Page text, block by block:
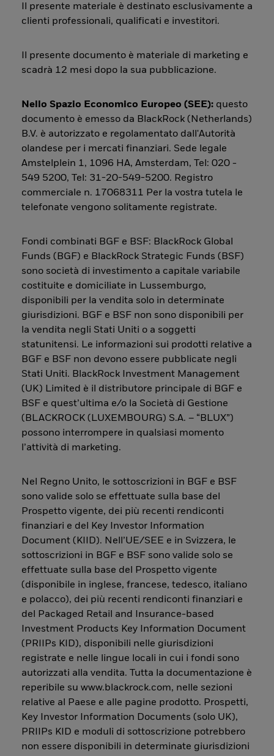
Il presente materiale è destinato esclusivamente a
clienti professionali, qualificati e investitori.
Il presente documento è materiale di marketing e
scadrà 12 mesi dopo la sua pubblicazione.
Nello Spazio Economico Europeo (SEE): questo
documento è emesso da BlackRock (Netherlands)
B.V. è autorizzato e regolamentato dall'Autorità
olandese per i mercati finanziari. Sede legale
Amstelplein 1, 1096 HA, Amsterdam, Tel: 020 -
549 5200, Tel: 31-20-549-5200. Registro
commerciale n. 17068311 Per la vostra tutela le
telefonate vengono solitamente registrate.
Fondi combinati BGF e BSF: BlackRock Global
Funds (BGF) e BlackRock Strategic Funds (BSF)
sono società di investimento a capitale variabile
costituite e domiciliate in Lussemburgo,
disponibili per la vendita solo in determinate
giurisdizioni. BGF e BSF non sono disponibili per
la vendita negli Stati Uniti o a soggetti
statunitensi. Le informazioni sui prodotti relative a
BGF e BSF non devono essere pubblicate negli
Stati Uniti. BlackRock Investment Management
(UK) Limited è il distributore principale di BGF e
BSF e quest’ultima e/o la Società di Gestione
(BLACKROCK (LUXEMBOURG) S.A. – “BLUX”)
possono interrompere in qualsiasi momento
l’attività di marketing.
Nel Regno Unito, le sottoscrizioni in BGF e BSF
sono valide solo se effettuate sulla base del
Prospetto vigente, dei più recenti rendiconti
finanziari e del Key Investor Information
Document (KIID). Nell’UE/SEE e in Svizzera, le
sottoscrizioni in BGF e BSF sono valide solo se
effettuate sulla base del Prospetto vigente
(disponibile in inglese, francese, tedesco, italiano
e polacco), dei più recenti rendiconti finanziari e
del Packaged Retail and Insurance-based
Investment Products Key Information Document
(PRIIPs KID), disponibili nelle giurisdizioni
registrate e nelle lingue locali in cui i fondi sono
autorizzati alla vendita. Tutta la documentazione è
reperibile su www.blackrock.com, nelle sezioni
relative al Paese e alle pagine prodotto. Prospetti,
Key Investor Information Documents (solo UK),
PRIIPs KID e moduli di sottoscrizione potrebbero
non essere disponibili in determinate giurisdizioni